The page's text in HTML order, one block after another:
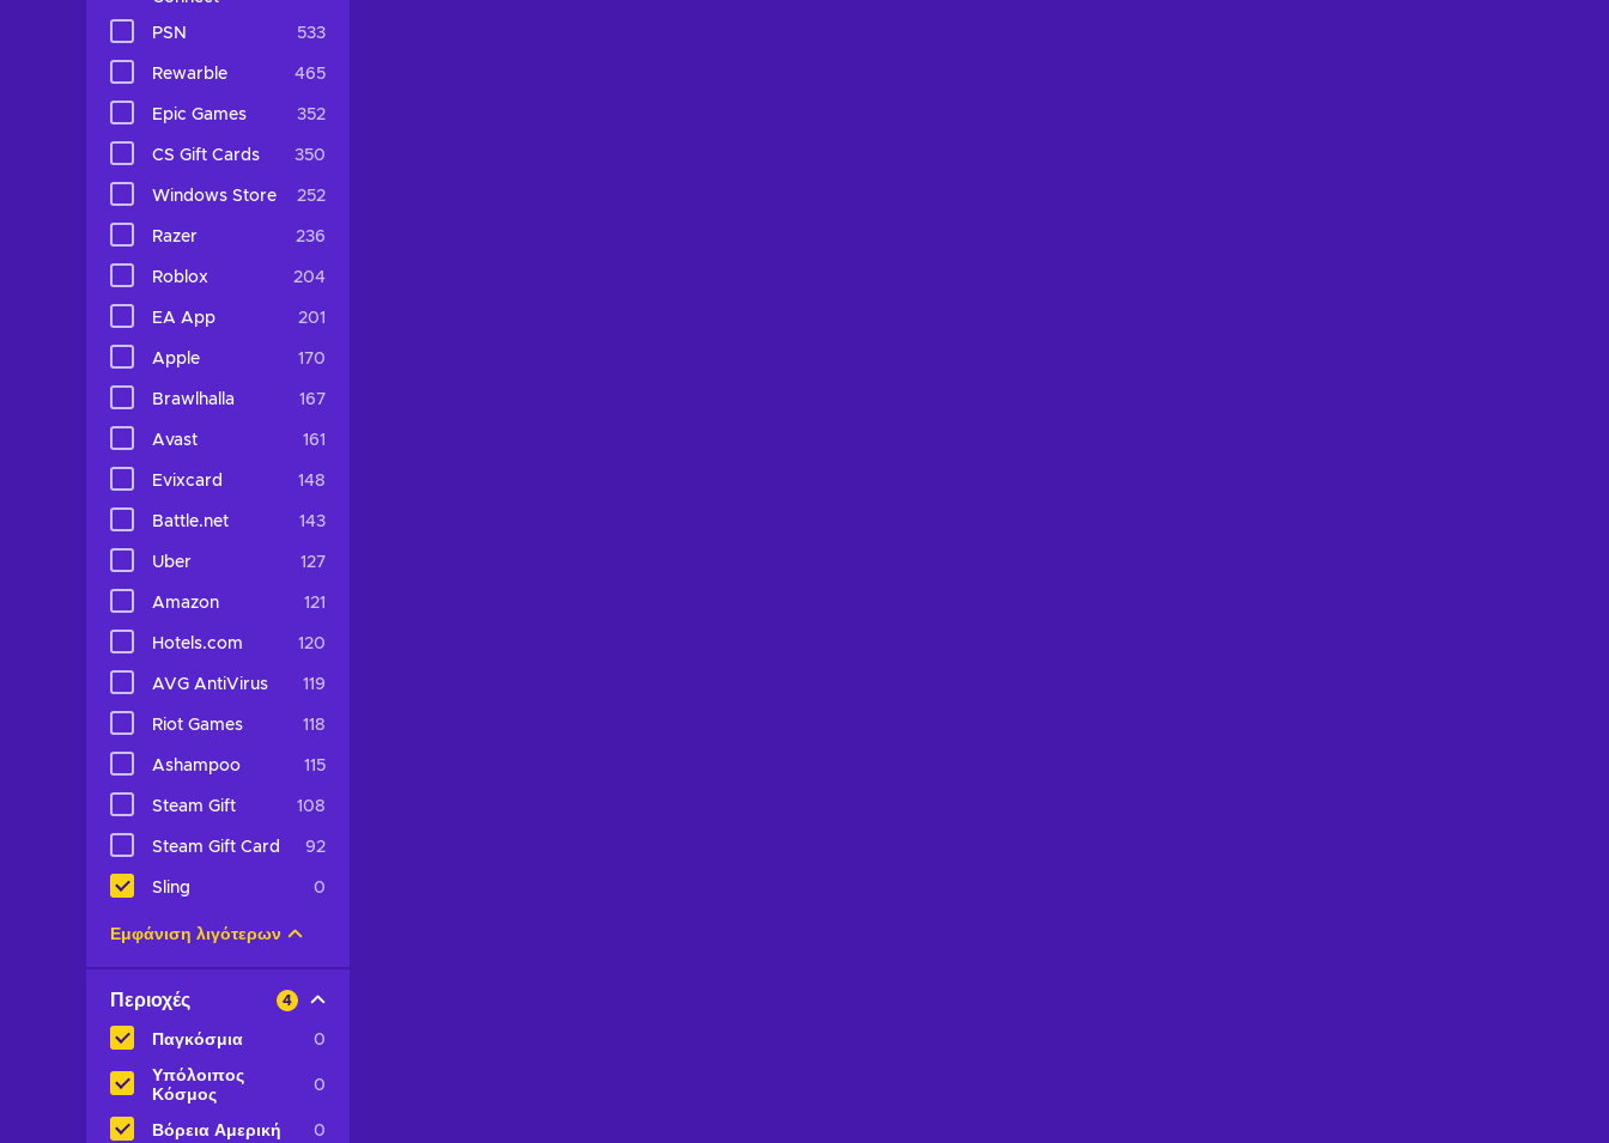
PSN 533
Rewarble 465
Epic Games 352
CS Gift Cards 350
Windows Store 252
Razer 236
Roblox 204
EA App 201
Apple 170
Brawlhalla 167
Avast 161
Evixcard 148
Battle.net 143
Uber 127
Amazon 121
Hotels.com 120
AVG AntiVirus 119
Riot Games 118
Ashampoo 115
Steam Gift 108
Steam Gift Card 92
Sling 0
Εμφάνιση λιγότερων
Περιοχές 4
Παγκόσμια 0
Υπόλοιπος
Κόσμος
0
Βόρεια Αμερική 0